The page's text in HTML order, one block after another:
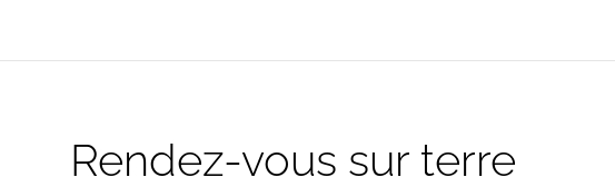
Rendez-vous sur terre